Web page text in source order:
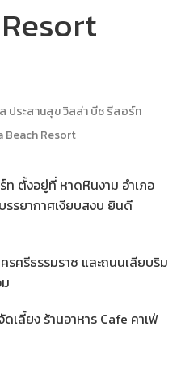
ล ประสานสุข วิลล่า บีช รีสอร์ท
Beach Resort
ท ตั้งอยู่ที่ หาดหินงาม อำเภอ
รยากาศเงียบสงบ ยินดี
รศรีธรรมราช และถนนเลียบริม
เลี้ยง ร้านอาหาร Cafe คาเฟ่